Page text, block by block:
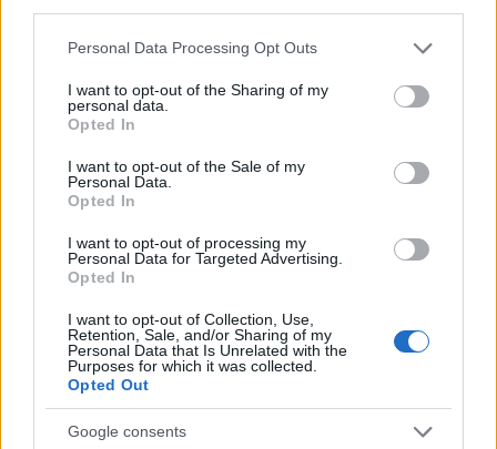
Please note that this website/app uses one or more Google
not limited to your visit or usage behaviour. You may click to
grant or deny consent to Google and its third-party tags to
use your data for below specified purposes in below Google
consent section.
Personal Data Processing Opt Outs
I want to opt-out of the Sharing of my
personal data.
Opted In
I want to opt-out of the Sale of my
Personal Data.
Opted In
I want to opt-out of processing my
Personal Data for Targeted Advertising.
Opted In
I want to opt-out of Collection, Use,
Retention, Sale, and/or Sharing of my
Personal Data that Is Unrelated with the
Purposes for which it was collected.
Opted Out
Google consents
Notizie in tempo reale?
daGoogle News
Condividi l'articolo